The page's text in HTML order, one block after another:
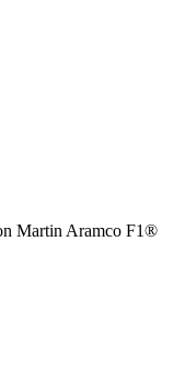
Martin Aramco F1®